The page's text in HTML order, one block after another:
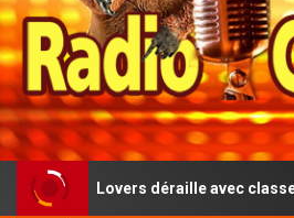
déraille avec classe dans Train of